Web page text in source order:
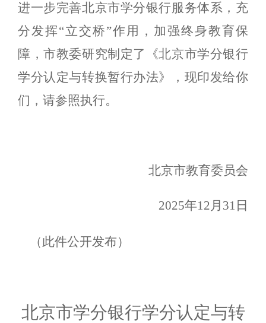
进一步完善北京市学分银行服务体系，充
分发挥“立交桥”作用，加强终身教育保
障，市教委研究制定了《北京市学分银行
学分认定与转换暂行办法》，现印发给你
们，请参照执行。
北京市教育委员会
2025年12月31日
（此件公开发布）
北京市学分银行学分认定与转